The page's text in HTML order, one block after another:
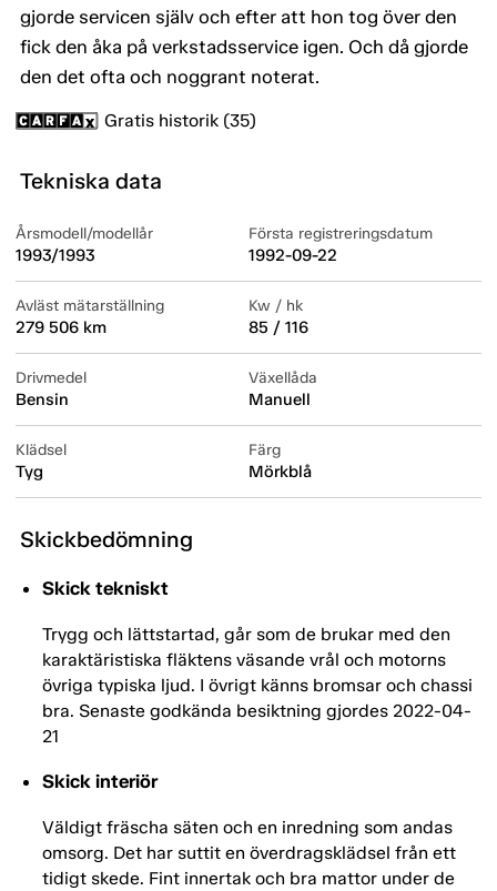
gjorde servicen själv och efter att hon tog över den
fick den åka på verkstadsservice igen. Och då gjorde
den det ofta och noggrant noterat.
Gratis historik (35)
Tekniska data
Årsmodell/modellår
1993/1993
Första registreringsdatum
1992-09-22
Avläst mätarställning
279 506 km
Kw / hk
85 / 116
Drivmedel
Bensin
Växellåda
Manuell
Klädsel
Tyg
Färg
Mörkblå
Skickbedömning
Skick tekniskt
Trygg och lättstartad, går som de brukar med den
karaktäristiska fläktens väsande vrål och motorns
övriga typiska ljud. I övrigt känns bromsar och chassi
bra. Senaste godkända besiktning gjordes 2022-04-
21
Skick interiör
Väldigt fräscha säten och en inredning som andas
omsorg. Det har suttit en överdragsklädsel från ett
tidigt skede. Fint innertak och bra mattor under de